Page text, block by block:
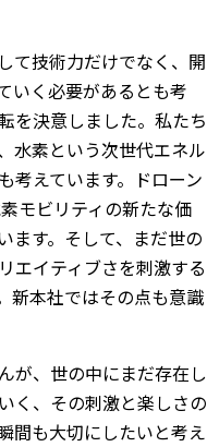
て技術力だけでなく、開
いく必要があるとも考
を決意しました。私たち
水素という次世代エネル
考えています。ドローン
モビリティの新たな価
ます。そして、まだ世の
エイティブさを刺激する
新本社ではその点も意識
が、世の中にまだ存在し
く、その刺激と楽しさの
間も大切にしたいと考え